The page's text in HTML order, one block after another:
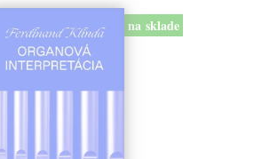
na sklade